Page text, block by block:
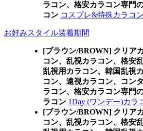
ラコン、格安カラコン専門
コン コスプレ&特殊カラコン
お好みスタイル装着期間
[ブラウン/BROWN] クリア
コン、乱視カラコン、格安
乱視用カラコン、韓国乱視
コン、遠視カラコン、コン
ラコン、格安カラコン専門
ラコン 1Day (ワンデー)カラ
[ブラウン/BROWN] クリア
コン、乱視カラコン、格安